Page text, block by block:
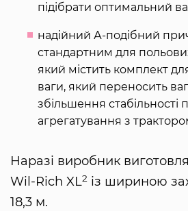
підібрати оптимальний
надійний А-подібний
стандартним для
який містить комплект
ваги, який переносить
збільшення стабільності
агрегатування з
Наразі виробник
Wil-Rich XL2 із шириною
18,3 м.